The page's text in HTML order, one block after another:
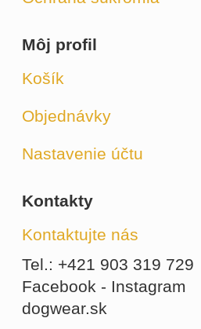
Môj profil
Košík
Objednávky
Nastavenie účtu
Kontakty
Kontaktujte nás
Tel.: +421 903 319 729
Facebook - Instagram
dogwear.sk